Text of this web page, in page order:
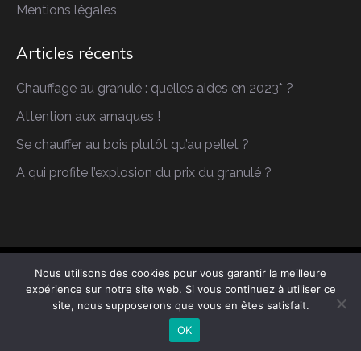
Mentions légales
Articles récents
Chauffage au granulé : quelles aides en 2023* ?
Attention aux arnaques !
Se chauffer au bois plutôt qu’au pellet ?
A qui profite l’explosion du prix du granulé ?
Copyright © 2026 AP Maintenance. Tous droits
Construction Kit by
Nous utilisons des cookies pour vous garantir la meilleure
expérience sur notre site web. Si vous continuez à utiliser ce
site, nous supposerons que vous en êtes satisfait.
OK